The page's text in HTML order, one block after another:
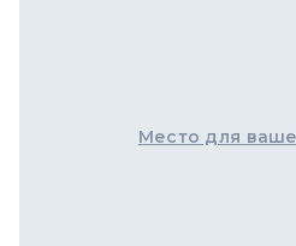
Место для